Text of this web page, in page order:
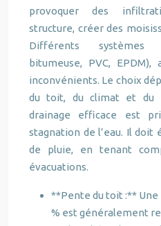
provoquer des
structure, créer des
Différents systèmes
bitumeuse, PVC,
inconvénients. Le choix
du toit, du climat et du
drainage efficace est
stagnation de l’eau. Il doit
de pluie, en tenant
évacuations.
**Pente du toit :** Une
% est généralement